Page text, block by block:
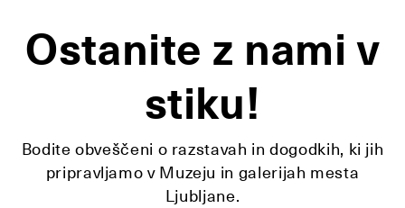
Ostanite z nami v
stiku!
Bodite obveščeni o razstavah in dogodkih, ki jih
pripravljamo v Muzeju in galerijah mesta
Ljubljane.